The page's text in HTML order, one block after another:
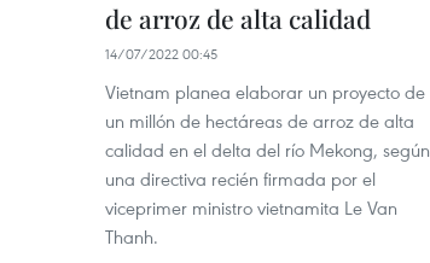
de arroz de alta calidad
14/07/2022 00:45
Vietnam planea elaborar un proyecto de
un millón de hectáreas de arroz de alta
calidad en el delta del río Mekong, según
una directiva recién firmada por el
viceprimer ministro vietnamita Le Van
Thanh.